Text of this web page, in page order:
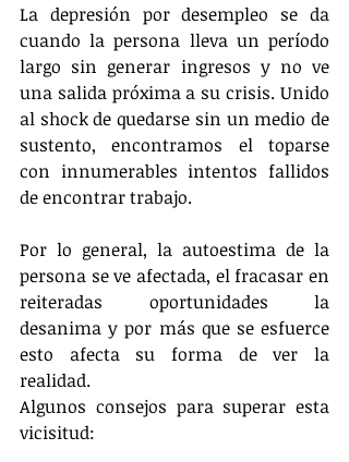
La depresión por desempleo se da
cuando la persona lleva un período
largo sin generar ingresos y no ve
una salida próxima a su crisis. Unido
al shock de quedarse sin un medio de
sustento, encontramos el toparse
con innumerables intentos fallidos
de encontrar trabajo.
Por lo general, la autoestima de la
persona se ve afectada, el fracasar en
reiteradas oportunidades la
desanima y por más que se esfuerce
esto afecta su forma de ver la
realidad.
Algunos consejos para superar esta
vicisitud: